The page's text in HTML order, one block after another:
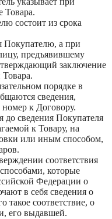
Товара.
состоит из срока
Покупателю, а при
предъявившему
заключение
порядке в
сведения,
к Договору.
до сведения Покупателя
к Товару, на
или иным способом,
соответствия
которые
Федерации о
в себя сведения о
такое соответствие, о
его выдавшей.